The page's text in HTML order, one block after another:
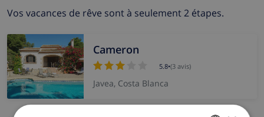
Vos vacances de rêve sont à seulement 2 étapes.
Cameron
5.8•(3 avis)
Javea, Costa Blanca